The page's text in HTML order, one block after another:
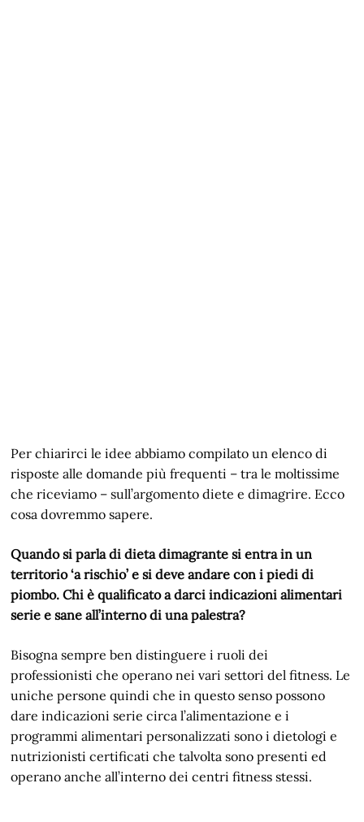
Per chiarirci le idee abbiamo compilato un elenco di
risposte alle domande più frequenti – tra le moltissime
che riceviamo – sull’argomento diete e dimagrire. Ecco
cosa dovremmo sapere.
Quando si parla di dieta dimagrante si entra in un
territorio ‘a rischio’ e si deve andare con i piedi di
piombo. Chi è qualificato a darci indicazioni alimentari
serie e sane all’interno di una palestra?
Bisogna sempre ben distinguere i ruoli dei
professionisti che operano nei vari settori del fitness. Le
uniche persone quindi che in questo senso possono
dare indicazioni serie circa l’alimentazione e i
programmi alimentari personalizzati sono i dietologi e
nutrizionisti certificati che talvolta sono presenti ed
operano anche all’interno dei centri fitness stessi.